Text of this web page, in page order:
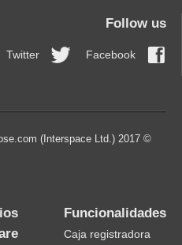
Follow us
Facebook
Twitter
© 2017 All the rights reserved to Getpose.com (Interspace Ltd.)
Funcionalidades
Caja registradora